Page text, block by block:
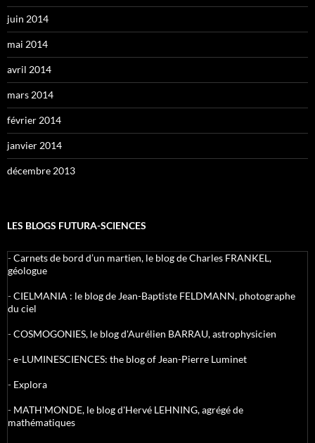
juin 2014
mai 2014
avril 2014
mars 2014
février 2014
janvier 2014
décembre 2013
LES BLOGS FUTURA-SCIENCES
-Carnets de bord d’un martien, le blog de Charles FRANKEL,
géologue
-CIELMANIA : le blog de Jean-Baptiste FELDMANN, photographe
du ciel
-COSMOGONIES, le blog d'Aurélien BARRAU, astrophysicien
-e-LUMINESCIENCES: the blog of Jean-Pierre Luminet
- Explora
- MATH'MONDE, le blog d'Hervé LEHNING, agrégé de
mathématiques